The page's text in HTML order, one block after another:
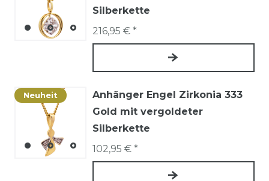
Silberkette
216,95 € *
Neuheit
Anhänger Engel Zirkonia 333
Gold mit vergoldeter
Silberkette
102,95 € *